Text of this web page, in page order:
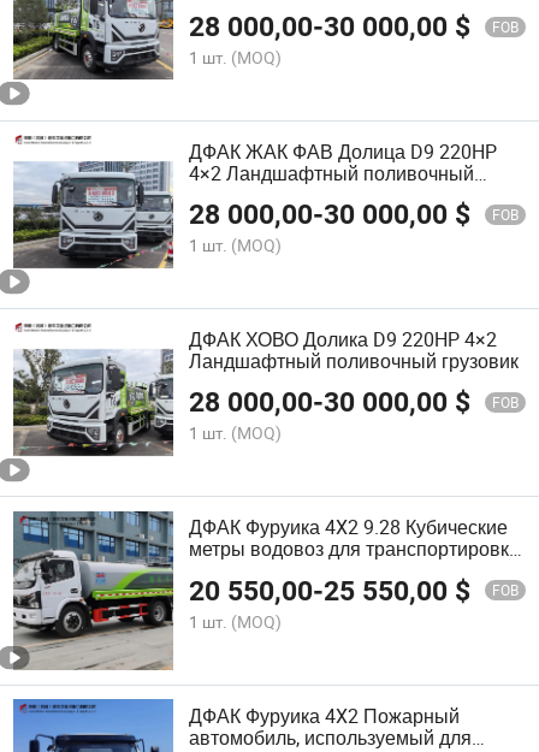
28 000,00-30 000,00 $ FOB
1 шт. (MOQ)
ДФАК ЖАК ФАВ Долица D9 220HP
4×2 Ландшафтный поливочный
28 000,00-30 000,00 $ FOB
1 шт. (MOQ)
ДФАК ХОВО Долика D9 220HP 4×2
Ландшафтный поливочный грузовик
28 000,00-30 000,00 $ FOB
1 шт. (MOQ)
ДФАК Фуруика 4X2 9.28 Кубические
метры водовоз для транспортировки
20 550,00-25 550,00 $ FOB
1 шт. (MOQ)
ДФАК Фуруика 4X2 Пожарный
автомобиль, используемый для